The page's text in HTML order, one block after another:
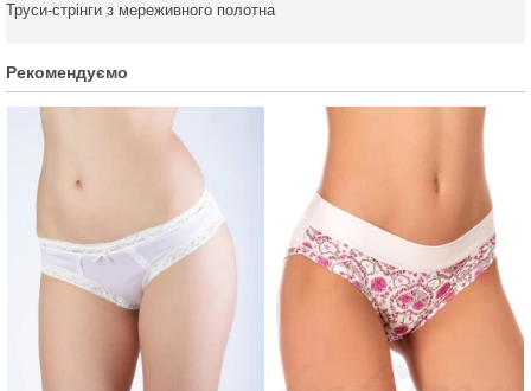
Труси-стрінги з мереживного полотна
Рекомендуємо